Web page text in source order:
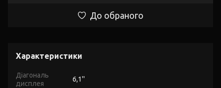
До обраного
Характеристики
Діагональ
дисплея
6,1''